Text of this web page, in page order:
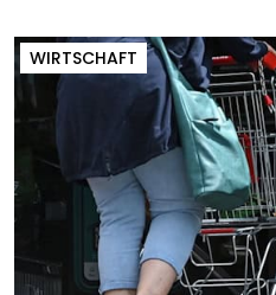
WIRTSCHAFT